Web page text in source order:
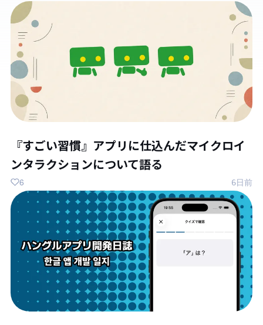
『すごい習慣』アプリに仕込んだマイクロイ
ンタラクションについて語る
6日前
6